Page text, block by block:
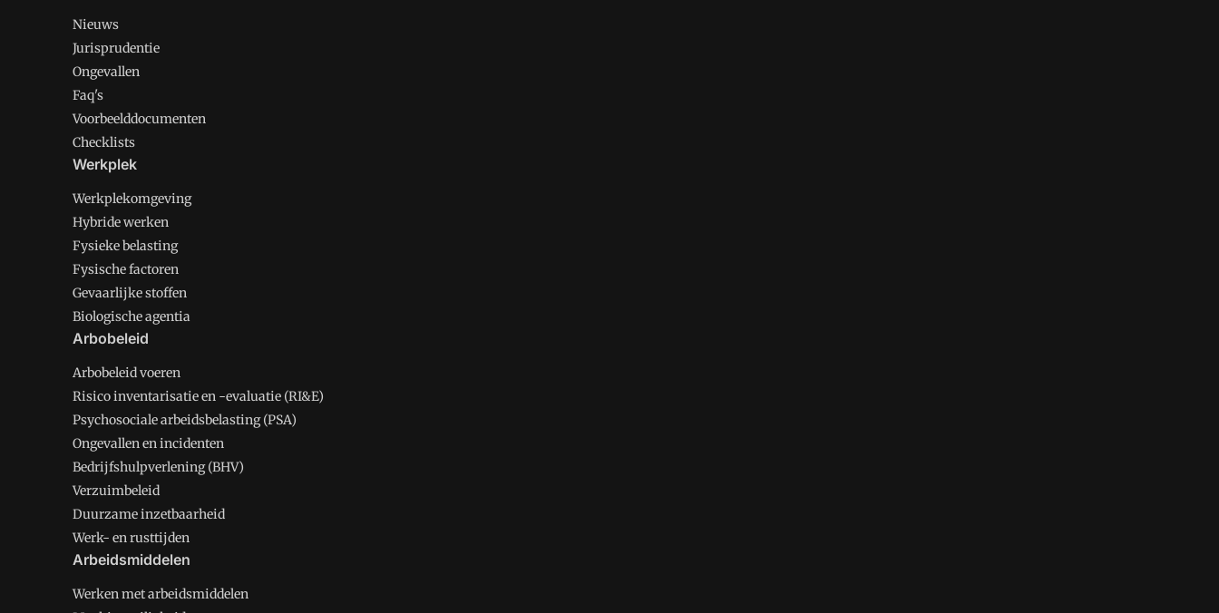
Nieuws
Jurisprudentie
Ongevallen
Faq's
Voorbeelddocumenten
Checklists
Werkplek
Werkplekomgeving
Hybride werken
Fysieke belasting
Fysische factoren
Gevaarlijke stoffen
Biologische agentia
Arbobeleid
Arbobeleid voeren
Risico inventarisatie en -evaluatie (RI&E)
Psychosociale arbeidsbelasting (PSA)
Ongevallen en incidenten
Bedrijfshulpverlening (BHV)
Verzuimbeleid
Duurzame inzetbaarheid
Werk- en rusttijden
Arbeidsmiddelen
Werken met arbeidsmiddelen